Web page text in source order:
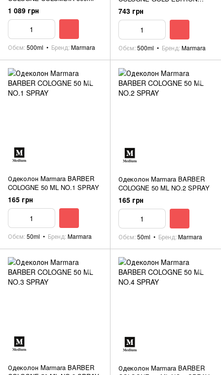
1 089 грн
Обєм 500ml Бренд Marmara
500ml
743 грн
Обєм 500ml Бренд Marmara
Одеколон Marmara BARBER
COLOGNE 50 ML NO.1 SPRAY
165 грн
Обєм 50ml Бренд Marmara
Одеколон Marmara BARBER
COLOGNE 50 ML NO.2 SPRAY
165 грн
Обєм 50ml Бренд Marmara
Одеколон Marmara BARBER
Одеколон Marmara BARBER